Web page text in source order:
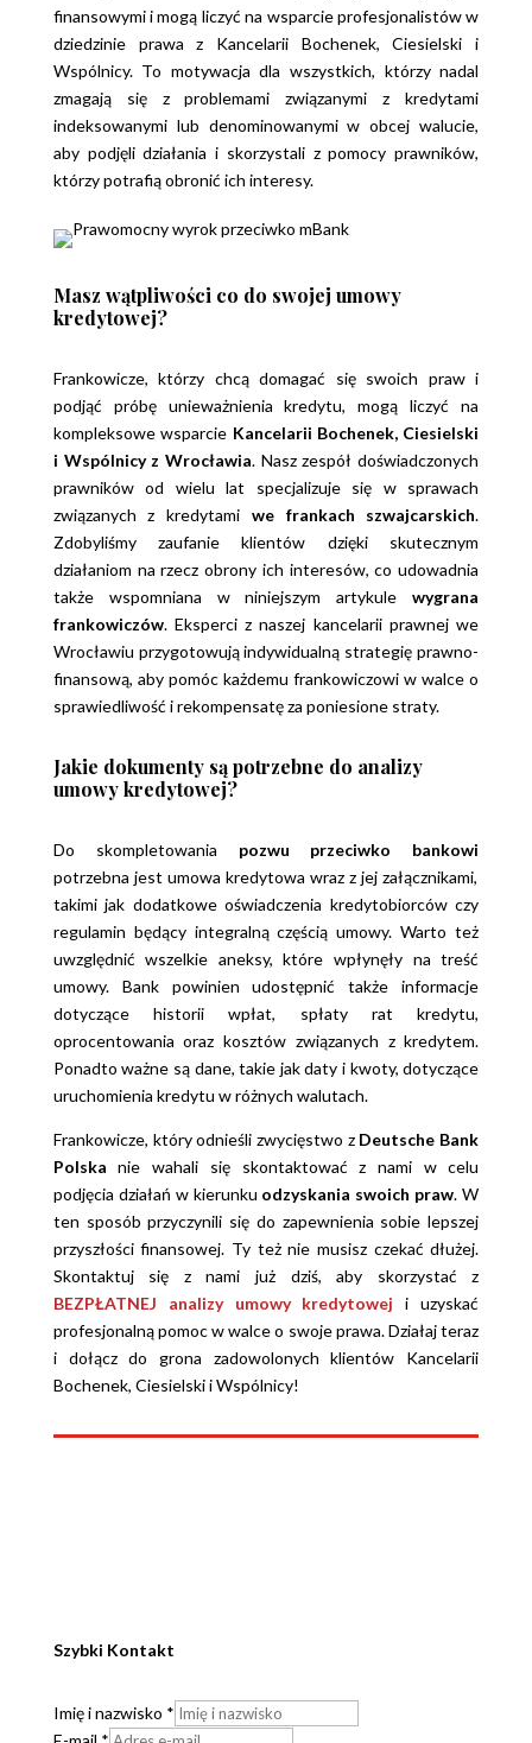
finansowymi i mogą liczyć na wsparcie profesjonalistów w
dziedzinie prawa z Kancelarii Bochenek, Ciesielski i
Wspólnicy. To motywacja dla wszystkich, którzy nadal
zmagają się z problemami związanymi z kredytami
indeksowanymi lub denominowanymi w obcej walucie,
aby podjęli działania i skorzystali z pomocy prawników,
którzy potrafią obronić ich interesy.
Masz wątpliwości co do swojej umowy
kredytowej?
Frankowicze, którzy chcą domagać się swoich praw i
podjąć próbę unieważnienia kredytu, mogą liczyć na
kompleksowe wsparcie Kancelarii Bochenek, Ciesielski
i Wspólnicy z Wrocławia. Nasz zespół doświadczonych
prawników od wielu lat specjalizuje się w sprawach
związanych z kredytami we frankach szwajcarskich.
Zdobyliśmy zaufanie klientów dzięki skutecznym
działaniom na rzecz obrony ich interesów, co udowadnia
także wspomniana w niniejszym artykulewygrana
frankowiczów. Eksperci z naszej kancelarii prawnej we
Wrocławiu przygotowują indywidualną strategię prawno-
finansową, aby pomóc każdemu frankowiczowi w walce o
sprawiedliwość i rekompensatę za poniesione straty.
Jakie dokumenty są potrzebne do analizy
umowy kredytowej?
Do skompletowania pozwu przeciwko bankowi
potrzebna jest umowa kredytowa wraz z jej załącznikami,
takimi jak dodatkowe oświadczenia kredytobiorców czy
regulamin będący integralną częścią umowy. Warto też
uwzględnić wszelkie aneksy, które wpłynęły na treść
umowy. Bank powinien udostępnić także informacje
dotyczące historii wpłat, spłaty rat kredytu,
oprocentowania oraz kosztów związanych z kredytem.
Ponadto ważne są dane, takie jak daty i kwoty, dotyczące
uruchomienia kredytu w różnych walutach.
Frankowicze, który odnieśli zwycięstwo z Deutsche Bank
Polska
nie wahali się skontaktować z nami w celu
podjęcia działań w kierunku odzyskania swoich praw. W
ten sposób przyczynili się do zapewnienia sobie lepszej
przyszłości finansowej. Ty też nie musisz czekać dłużej.
Skontaktuj się z nami już dziś, aby skorzystać z
BEZPŁATNEJ analizy umowy kredytowej i uzyskać
profesjonalną pomoc w walce o swoje prawa. Działaj teraz
i dołącz do grona zadowolonych klientów Kancelarii
Bochenek, Ciesielski i Wspólnicy!
Szybki Kontakt
Imię i nazwisko *